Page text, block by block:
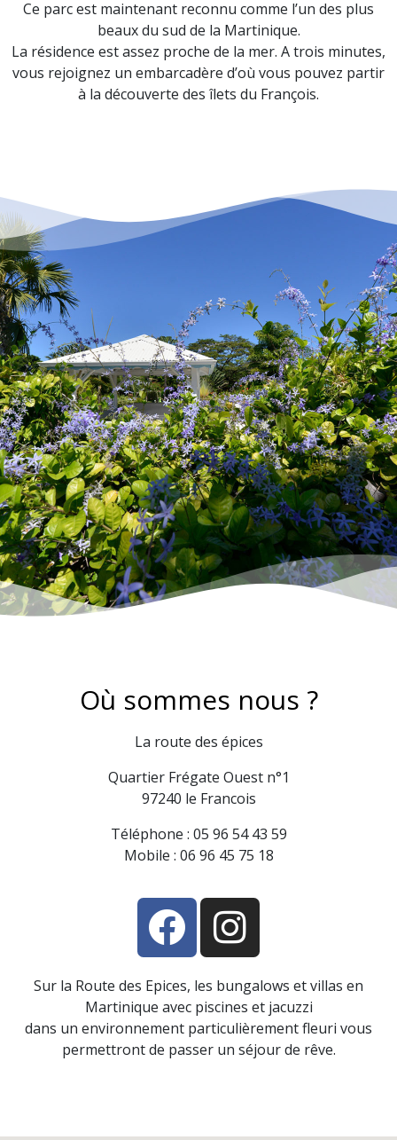
Ce parc est maintenant reconnu comme l’un des plus
beaux du sud de la Martinique.
La résidence est assez proche de la mer. A trois minutes,
vous rejoignez un embarcadère d’où vous pouvez partir
à la découverte des îlets du François.
Où sommes nous ?​
La route des épices
Quartier Frégate Ouest n°1
97240 le Francois
Téléphone : 05 96 54 43 59
Mobile : 06 96 45 75 18
Sur la Route des Epices, les bungalows et villas en
Martinique avec piscines et jacuzzi
dans un environnement particulièrement fleuri vous
permettront de passer un séjour de rêve.